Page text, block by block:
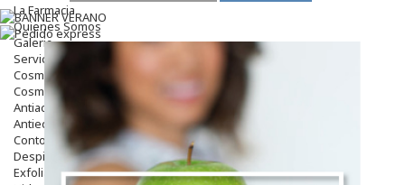
La Farmacia
Quienes Somos
Galeria
Servicios
Cosmética
Cosmética Facial
Antiacné
Antiedad
Contorno De Ojos
Despigmentantes
Exfoliantes